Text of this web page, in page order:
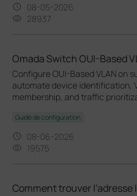
08-05-2026
28937
Omada Switch OUI-Based
Configure OUI-Based VLAN on
automate device identification,
membership, and traffic
Guide de configuration
08-06-2026
19575
Comment trouver l'adresse